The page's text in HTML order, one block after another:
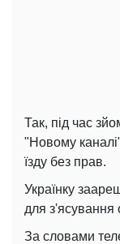
Так, під час
"Новому
їзду без прав.
Українку
для з'ясування
За словами